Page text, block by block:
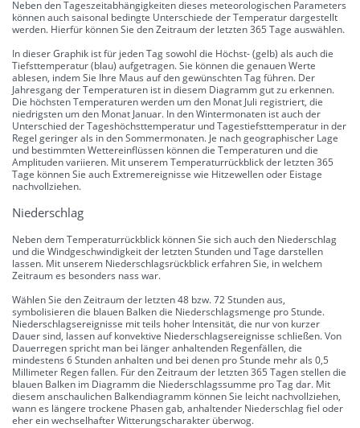
Neben den Tageszeitabhängigkeiten dieses meteorologischen Parameters
können auch saisonal bedingte Unterschiede der Temperatur dargestellt
werden. Hierfür können Sie den Zeitraum der letzten 365 Tage auswählen.
In dieser Graphik ist für jeden Tag sowohl die Höchst- (gelb) als auch die
Tiefsttemperatur (blau) aufgetragen. Sie können die genauen Werte
ablesen, indem Sie Ihre Maus auf den gewünschten Tag führen. Der
Jahresgang der Temperaturen ist in diesem Diagramm gut zu erkennen.
Die höchsten Temperaturen werden um den Monat Juli registriert, die
niedrigsten um den Monat Januar. In den Wintermonaten ist auch der
Unterschied der Tageshöchsttemperatur und Tagestiefsttemperatur in der
Regel geringer als in den Sommermonaten. Je nach geographischer Lage
und bestimmten Wettereinflüssen können die Temperaturen und die
Amplituden variieren. Mit unserem Temperaturrückblick der letzten 365
Tage können Sie auch Extremereignisse wie Hitzewellen oder Eistage
nachvollziehen.
Niederschlag
Neben dem Temperaturrückblick können Sie sich auch den Niederschlag
und die Windgeschwindigkeit der letzten Stunden und Tage darstellen
lassen. Mit unserem Niederschlagsrückblick erfahren Sie, in welchem
Zeitraum es besonders nass war.
Wählen Sie den Zeitraum der letzten 48 bzw. 72 Stunden aus,
symbolisieren die blauen Balken die Niederschlagsmenge pro Stunde.
Niederschlagsereignisse mit teils hoher Intensität, die nur von kurzer
Dauer sind, lassen auf konvektive Niederschlagsereignisse schließen. Von
Dauerregen spricht man bei länger anhaltenden Regenfällen, die
mindestens 6 Stunden anhalten und bei denen pro Stunde mehr als 0,5
Millimeter Regen fallen. Für den Zeitraum der letzten 365 Tagen stellen die
blauen Balken im Diagramm die Niederschlagssumme pro Tag dar. Mit
diesem anschaulichen Balkendiagramm können Sie leicht nachvollziehen,
wann es längere trockene Phasen gab, anhaltender Niederschlag fiel oder
eher ein wechselhafter Witterungscharakter überwog.